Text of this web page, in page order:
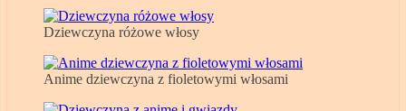
Dziewczyna różowe włosy
Anime dziewczyna z fioletowymi włosami